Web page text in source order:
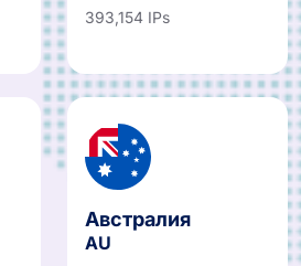
393,154 IPs
Австралия
AU